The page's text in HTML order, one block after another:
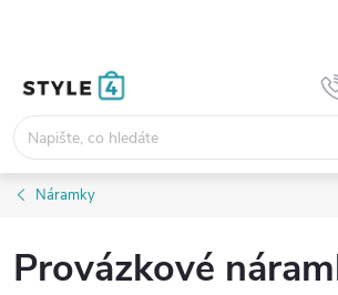
Náramky
Provázkové